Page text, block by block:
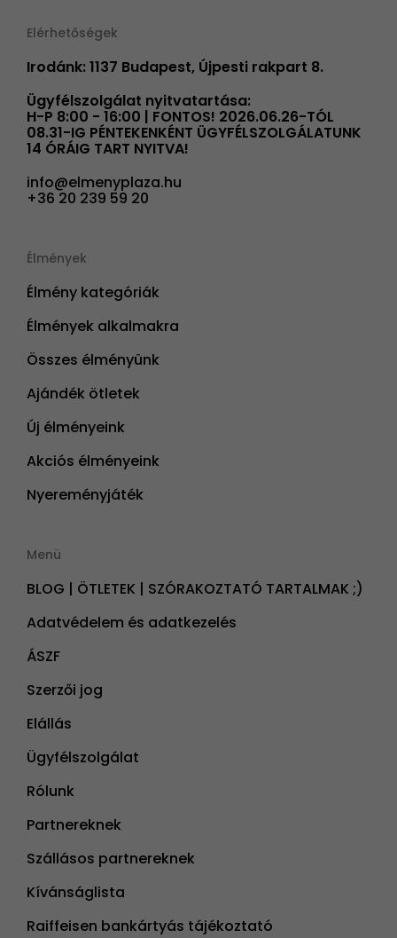
Elérhetőségek
Irodánk: 1137 Budapest, Újpesti rakpart 8.
Ügyfélszolgálat nyitvatartása:
H-P 8:00 - 16:00 | FONTOS! 2026.06.26-TÓL
08.31-IG PÉNTEKENKÉNT ÜGYFÉLSZOLGÁLATUNK
14 ÓRÁIG TART NYITVA!
info@elmenyplaza.hu
+36 20 239 59 20
Élmények
Élmény kategóriák
Élmények alkalmakra
Összes élményünk
Ajándék ötletek
Új élményeink
Akciós élményeink
Nyereményjáték
Menü
BLOG | ÖTLETEK | SZÓRAKOZTATÓ TARTALMAK ;)
Adatvédelem és adatkezelés
ÁSZF
Szerzői jog
Elállás
Ügyfélszolgálat
Rólunk
Partnereknek
Szállásos partnereknek
Kívánságlista
Raiffeisen bankártyás tájékoztató